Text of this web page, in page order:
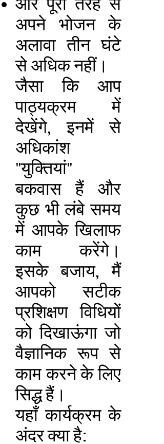
और पूरी तरह से
अपने भोजन के
अलावा तीन घंटे
से अधिक नहीं।
जैसा कि आप
पाठ्यक्रम में
देखेंगे, इनमें से
अधिकांश
"युक्तियां"
बकवास हैं और
कुछ भी लंबे समय
में आपके खिलाफ
काम करेंगे।
इसके बजाय, मैं
आपको सटीक
प्रशिक्षण विधियों
को दिखाऊंगा जो
वैज्ञानिक रूप से
काम करने के लिए
सिद्ध हैं।
यहाँ कार्यक्रम के
अंदर क्या है: